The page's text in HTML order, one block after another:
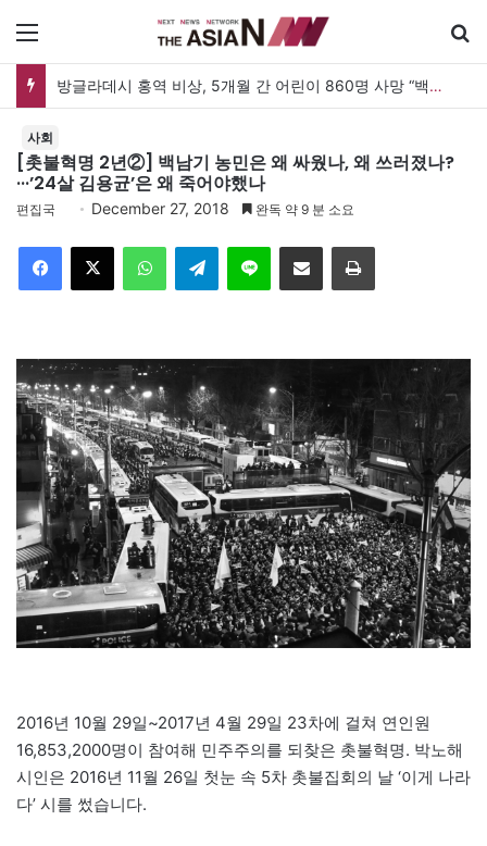
방글라데시 홍역 비상, 5개월 간 어린이 860명 사망 “백신 조달 시스템 변경이 화근”
사회
[촛불혁명 2년②] 백남기 농민은 왜 싸웠나, 왜 쓰러졌나?
···’24살 김용균’은 왜 죽어야했나
편집국 December 27, 2018 완독 약 9 분 소요
Telegram 이메일
2016년 10월 29일~2017년 4월 29일 23차에 걸쳐 연인원
16,853,2000명이 참여해 민주주의를 되찾은 촛불혁명. 박노해
시인은 2016년 11월 26일 첫눈 속 5차 촛불집회의 날 ‘이게 나라
다’ 시를 썼습니다.